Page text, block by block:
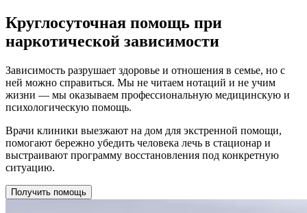
Круглосуточная помощь при
наркотической зависимости
Зависимость разрушает здоровье и отношения в семье, но с
ней можно справиться. Мы не читаем нотаций и не учим
жизни — мы оказываем профессиональную медицинскую и
психологическую помощь.
Врачи клиники выезжают на дом для экстренной помощи,
помогают бережно убедить человека лечь в стационар и
выстраивают программу восстановления под конкретную
ситуацию.
Получить помощь